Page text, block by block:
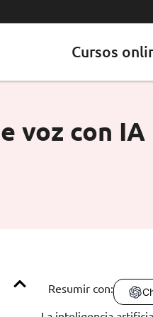
Cursos
voz con IA
Resumir con: